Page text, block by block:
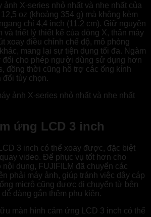
ảnh X-series nhỏ nhất và nhẹ nhất của
oz (khoảng 354 g) mà không kèm
chỉ 4,4 inch (11,2 cm). Giữ nguyên
và triết lý thiết kế của dòng X, thân máy
xoay điều chỉnh chế độ, mô phỏng
mang lại sự tiện dụng tối đa. Ngàm
đổi cho phép người dùng sử dụng hơn
đồng thời cũng hỗ trợ các ống kính
đổi tùy chọn.
ứng LCD 3 inch
3 inch có thể xoay được, đặc biệt
video. Để phục vụ tốt hơn cho
dung, FUJIFILM đã chuyển các
phải máy ảnh, giúp tránh việc dây cáp
micrô cũng được di chuyển từ bên
dàng gắn thêm phụ kiện.